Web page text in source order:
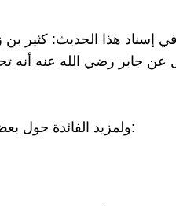
عن جابر رضي الله عنه أنه
ولمزيد الفائدة حول بعض الأحاديث المتعلقة بيوم الأربعاء، ينظر هذه الأجوبة: